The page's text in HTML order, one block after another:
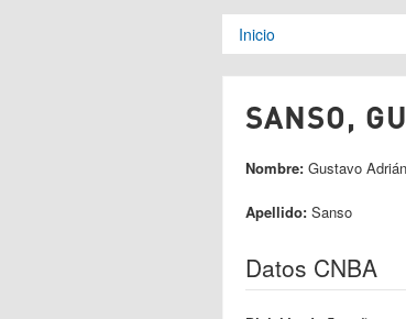
Se
Inicio
SANSO,
Nombre: Gustavo Adrián
Apellido: Sanso
Datos CNBA